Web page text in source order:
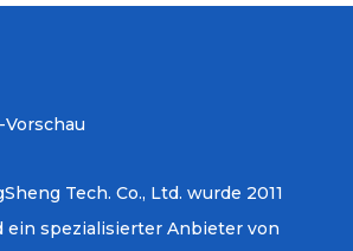
Tech. Co., Ltd. wurde 2011
ein spezialisierter Anbieter von